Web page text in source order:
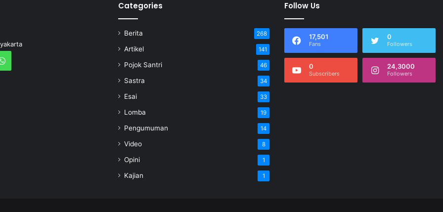
Categories
Berita 268
Artikel 141
Pojok Santri 46
Sastra 34
Esai 33
Lomba 19
Pengumuman 14
Video 8
Opini 1
Kajian 1
Follow Us
17,501
Fans
0
Followers
0
Subscribers
24,3000
Followers